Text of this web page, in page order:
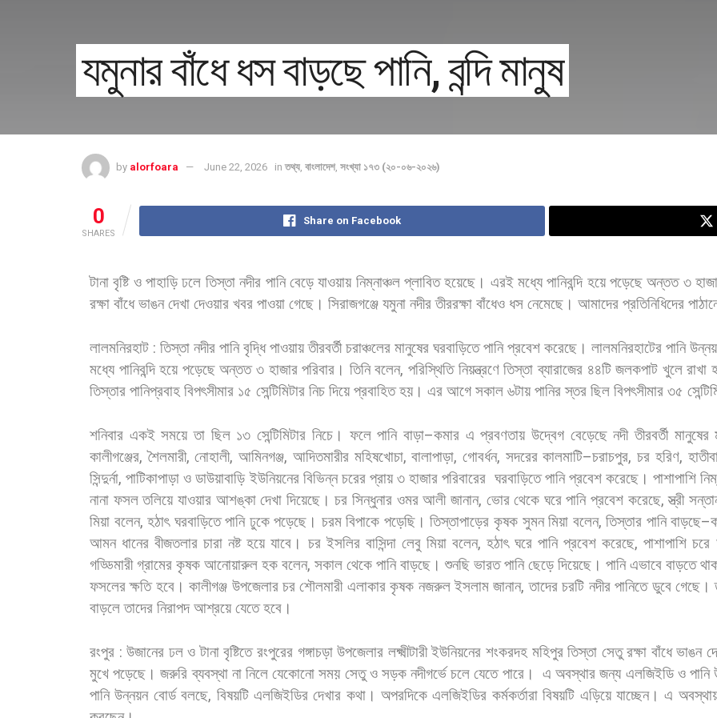
যমুনার বাঁধে ধস বাড়ছে পানি, বন্দি মানুষ
by alorfoara June 22, 2026 in তথ্য, বাংলাদেশ, সংখ্যা ১৭৩ (২০-০৬-২০২৬)
0
SHARES
Share on Facebook
টানা বৃষ্টি ও পাহাড়ি ঢলে তিস্তা নদীর পানি বেড়ে যাওয়ায় নিম্নাঞ্চল প্লাবিত হয়েছে। এরই মধ্যে পানিবন্দি হয়ে পড়েছে অন্তত ৩
রক্ষা বাঁধে ভাঙন দেখা দেওয়ার খবর পাওয়া গেছে। সিরাজগঞ্জে যমুনা নদীর তীররক্ষা বাঁধেও ধস নেমেছে। আমাদের প্রতিনিধিদের
লালমনিরহাট : তিস্তা নদীর পানি বৃদ্ধি পাওয়ায় তীরবর্তী চরাঞ্চলের মানুষের ঘরবাড়িতে পানি প্রবেশ করেছে। লালমনিরহাটের পানি
মধ্যে পানিবন্দি হয়ে পড়েছে অন্তত ৩ হাজার পরিবার। তিনি বলেন,পরিস্থিতি নিয়ন্ত্রণে তিস্তা ব্যারাজের ৪৪টি জলকপাট খুলে রাখা
তিস্তার পানিপ্রবাহ বিপৎসীমার ১৫ সেন্টিমিটার নিচ দিয়ে প্রবাহিত হয়। এর আগে সকাল ৬টায় পানির স্তর ছিল বিপৎসীমার ৩৫
শনিবার একই সময়ে তা ছিল ১৩ সেন্টিমিটার নিচে। ফলে পানি বাড়া–কমার এ প্রবণতায় উদ্বেগ বেড়েছে নদী তীরবর্তী মানুষের
কালীগঞ্জের,শৈলমারী,নোহালী,আমিনগঞ্জ, আদিতমারীর মহিষখোচা,বালাপাড়া,গোবর্ধন, সদরের কালমাটি–চরাচপুর,চর হরিণ,
সিন্দুর্না,পাটিকাপাড়া ও ডাউয়াবাড়ি ইউনিয়নের বিভিন্ন চরের প্রায় ৩ হাজার পরিবারের ঘরবাড়িতে পানি প্রবেশ করেছে। পাশাপাশি
নানা ফসল তলিয়ে যাওয়ার আশঙ্কা দেখা দিয়েছে। চর সিন্ধুনার ওমর আলী জানান, ভোর থেকে ঘরে পানি প্রবেশ করেছে,স্ত্রী
মিয়া বলেন,হঠাৎ ঘরবাড়িতে পানি ঢুকে পড়েছে। চরম বিপাকে পড়েছি। তিস্তাপাড়ের কৃষক সুমন মিয়া বলেন,তিস্তার পানি বাড়ছে–
আমন ধানের বীজতলার চারা নষ্ট হয়ে যাবে। চর ইসলির বাসিন্দা লেবু মিয়া বলেন,হঠাৎ ঘরে পানি প্রবেশ করেছে,পাশাপাশি চরে
গড্ডিমারী গ্রামের কৃষক আনোয়ারুল হক বলেন, সকাল থেকে পানি বাড়ছে। শুনছি ভারত পানি ছেড়ে দিয়েছে। পানি এভাবে বাড়তে
ফসলের ক্ষতি হবে। কালীগঞ্জ উপজেলার চর শৌলমারী এলাকার কৃষক নজরুল ইসলাম জানান,তাদের চরটি নদীর পানিতে ডুবে গেছে।
বাড়লে তাদের নিরাপদ আশ্রয়ে যেতে হবে।
রংপুর :উজানের ঢল ও টানা বৃষ্টিতে রংপুরের গঙ্গাচড়া উপজেলার লক্ষ্মীটারী ইউনিয়নের শংকরদহ মহিপুর তিস্তা সেতু রক্ষা বাঁধে ভাঙন
মুখে পড়েছে। জরুরি ব্যবস্থা না নিলে যেকোনো সময় সেতু ও সড়ক নদীগর্ভে চলে যেতে পারে। এ অবস্থার জন্য এলজিইডি ও পানি
পানি উন্নয়ন বোর্ড বলছে, বিষয়টি এলজিইডির দেখার কথা। অপরদিকে এলজিইডির কর্মকর্তারা বিষয়টি এড়িয়ে যাচ্ছেন। এ